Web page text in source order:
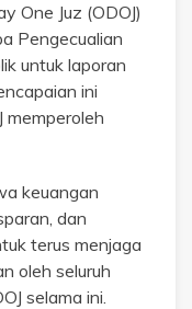
One Juz (ODOJ)
Pengecualian
untuk laporan
ini
memperoleh
keuangan
dan
terus menjaga
oleh seluruh
selama ini.